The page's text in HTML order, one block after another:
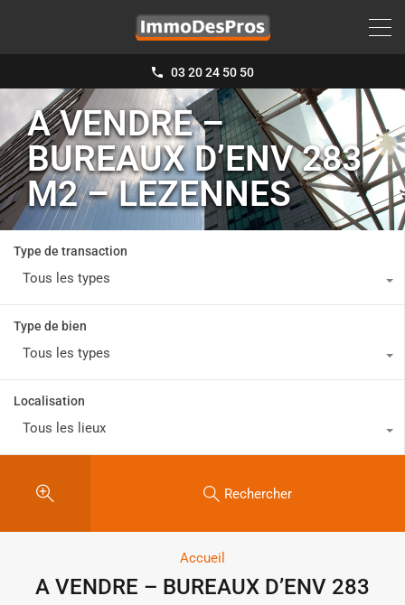
03 20 24 50 50
A VENDRE –
BUREAUX D’ENV 283
M2 – LEZENNES
Type de transaction
Tous les types
Type de bien
Tous les types
Localisation
Tous les lieux
Rechercher
Accueil
A VENDRE – BUREAUX D’ENV 283